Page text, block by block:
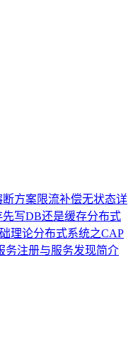
断方案限流补偿无状态详
先写DB还是缓存分布式
理论分布式系统之CAP
务注册与服务发现简介